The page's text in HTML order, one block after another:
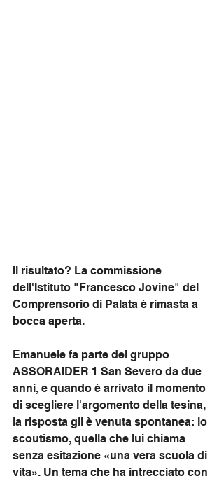
Il risultato? La commissione
dell'Istituto "Francesco Jovine" del
Comprensorio di Palata è rimasta a
bocca aperta.
Emanuele fa parte del gruppo
ASSORAIDER 1 San Severo da due
anni, e quando è arrivato il momento
di scegliere l'argomento della tesina,
la risposta gli è venuta spontanea: lo
scoutismo, quella che lui chiama
senza esitazione «una vera scuola di
vita». Un tema che ha intrecciato con